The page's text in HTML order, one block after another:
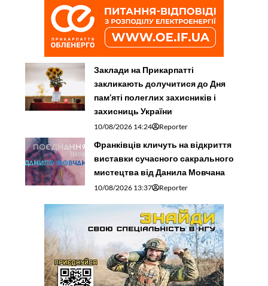
Заклади на Прикарпатті
закликають долучитися до Дня
пам’яті полеглих захисників і
захисниць України
10/08/2026 14:24 Reporter
Франківців кличуть на відкриття
виставки сучасного сакрального
мистецтва від Данила Мовчана
10/08/2026 13:37 Reporter